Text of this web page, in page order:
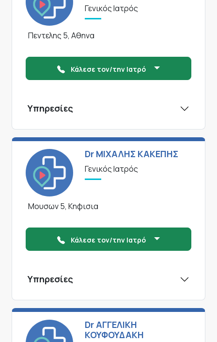
Γενικός Ιατρός
Πεντελης 5, Αθηνα
Κάλεσε τον/την Ιατρό
Υπηρεσίες
Dr ΜΙΧΑΛΗΣ ΚΑΚΕΠΗΣ
Γενικός Ιατρός
Μουσων 5, Κηφισια
Κάλεσε τον/την Ιατρό
Υπηρεσίες
Dr ΑΓΓΕΛΙΚΗ
ΚΟΥΦΟΥΔΑΚΗ